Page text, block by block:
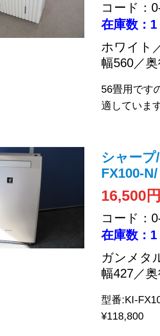
コード：
在庫数：1
ホワイト
幅560／
56畳用です
適していま
シャープ
FX100-N/
16,500
コード：
在庫数：1
ガンメタ
幅427／
型番:KI-
¥118,800